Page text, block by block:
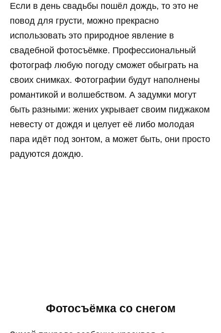
Если в день свадьбы пошёл дождь, то это не
повод для грусти, можно прекрасно
использовать это природное явление в
свадебной фотосъёмке. Профессиональный
фотограф любую погоду сможет обыграть на
своих снимках. Фотографии будут наполнены
романтикой и волшебством. А задумки могут
быть разными: жених укрывает своим пиджаком
невесту от дождя и целует её либо молодая
пара идёт под зонтом, а может быть, они просто
радуются дождю.
Фотосъёмка со снегом